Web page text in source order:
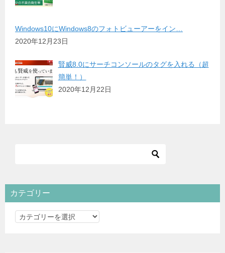
Windows10にWindows8のフォトビューアーをイン…
2020年12月23日
賢威8.0にサーチコンソールのタグを入れる（超
簡単！）
2020年12月22日
カテゴリー
カ